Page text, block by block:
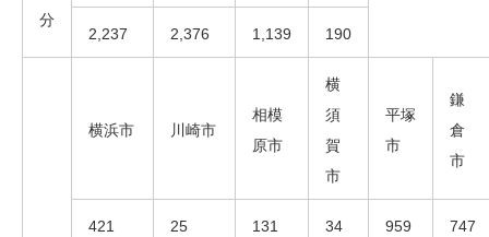
分
2,237 2,376 1,139 190
横浜市 川崎市
相模
原市
横
須
賀
市
平塚
市
鎌
倉
市
421 25 131 34 959 747